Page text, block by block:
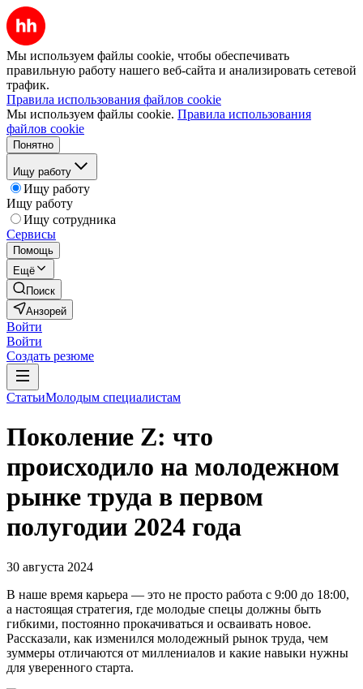
Мы используем файлы cookie, чтобы обеспечивать
правильную работу нашего веб-сайта и анализировать сетевой
трафик.
Правила использования файлов cookie
Мы используем файлы cookie. Правила использования
файлов cookie
Понятно
Ищу работу
Ищу работу
Ищу работу
Ищу сотрудника
Сервисы
Помощь
Ещё
Поиск
Анзорей
Войти
Войти
Создать резюме
СтатьиМолодым специалистам
Поколение Z: что
происходило на молодежном
рынке труда в первом
полугодии 2024 года
30 августа 2024
В наше время карьера — это не просто работа с 9:00 до 18:00,
а настоящая стратегия, где молодые спецы должны быть
гибкими, постоянно прокачиваться и осваивать новое.
Рассказали, как изменился молодежный рынок труда, чем
зуммеры отличаются от миллениалов и какие навыки нужны
для уверенного старта.